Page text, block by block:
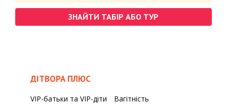
ЗНАЙТИ ТАБІР АБО ТУР
ДІТВОРА ПЛЮС
VIP-батьки та VIP-діти
Вагітність